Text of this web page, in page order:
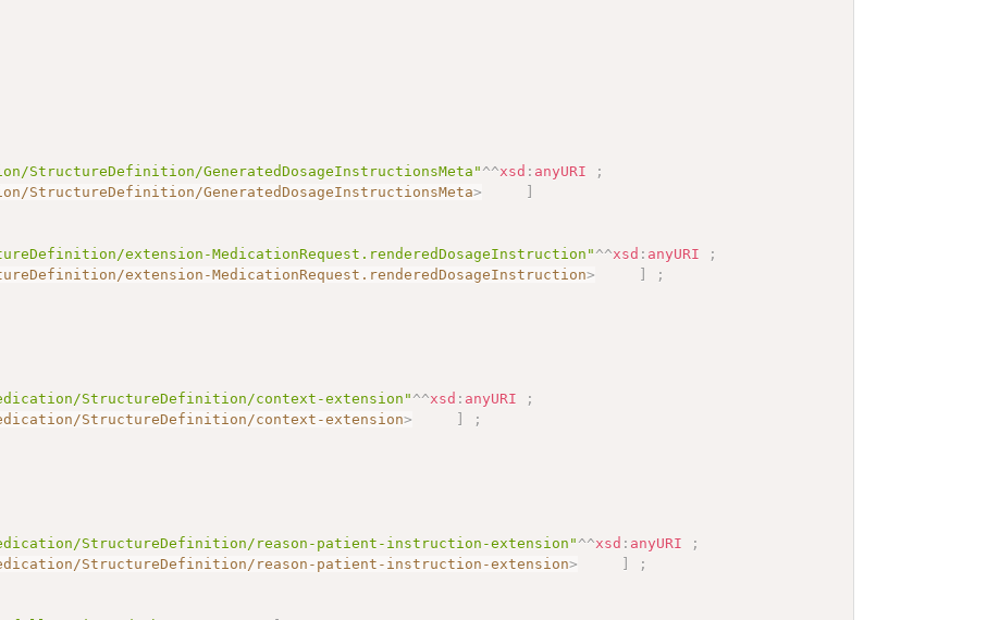
GeneratedDosageInstructionsMeta"^^xsd : anyURI
;
GeneratedDosageInstructionsMeta>
extension-MedicationRequest.renderedDosageInstruction" ^^xsd : anyURI
;
extension-MedicationRequest.renderedDosageInstruction>
;
StructureDefinition/context-extension" ^^xsd : anyURI
;
StructureDefinition/context-extension>
;
StructureDefinition/reason-patient-instruction-extension" ^^xsd : anyURI
;
StructureDefinition/reason-patient-instruction-extension>
;